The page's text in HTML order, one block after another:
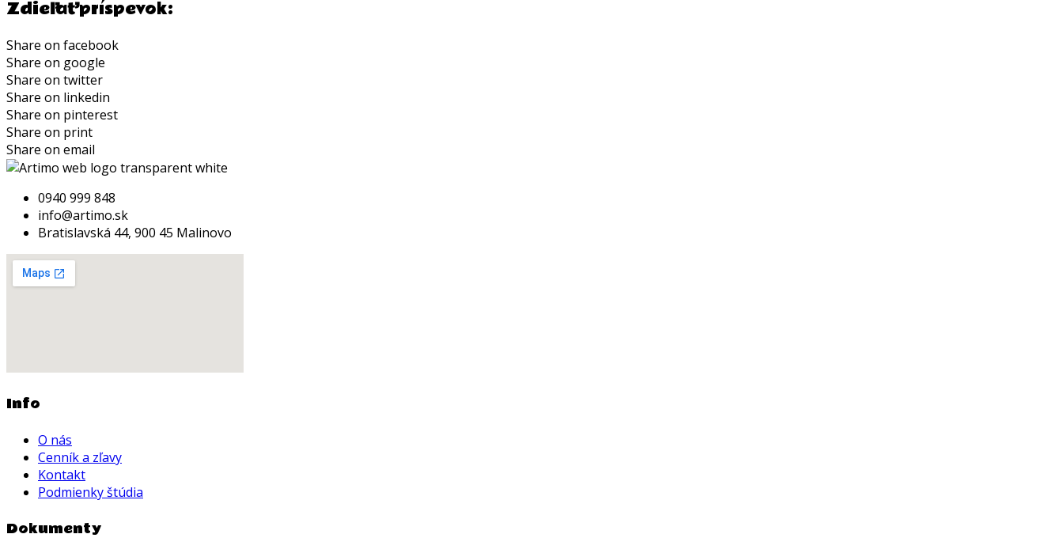
Zdieľať príspevok:
Share on facebook
Share on google
Share on twitter
Share on linkedin
Share on pinterest
Share on print
Share on email
0940 999 848
info@artimo.sk
Bratislavská 44, 900 45 Malinovo
Info
O nás
Cenník a zľavy
Kontakt
Podmienky štúdia
Dokumenty